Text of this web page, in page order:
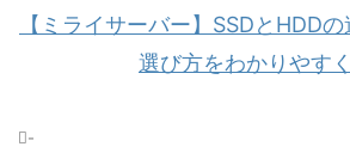
【ミライサーバー】SSDとHDD
選び方をわかりやす
-